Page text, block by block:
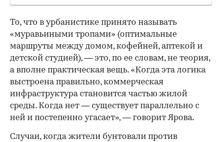
То, что в урбанистике принято называть
«муравьиными тропами» (оптимальные
маршруты между домом, кофейней, аптекой и
детской студией), — это, по ее словам, не теория,
а вполне практическая вещь. «Когда эта логика
выстроена правильно, коммерческая
инфраструктура становится частью жилой
среды. Когда нет — существует параллельно с
ней и постепенно угасает», — говорит Ярова.
Случаи, когда жители бунтовали против